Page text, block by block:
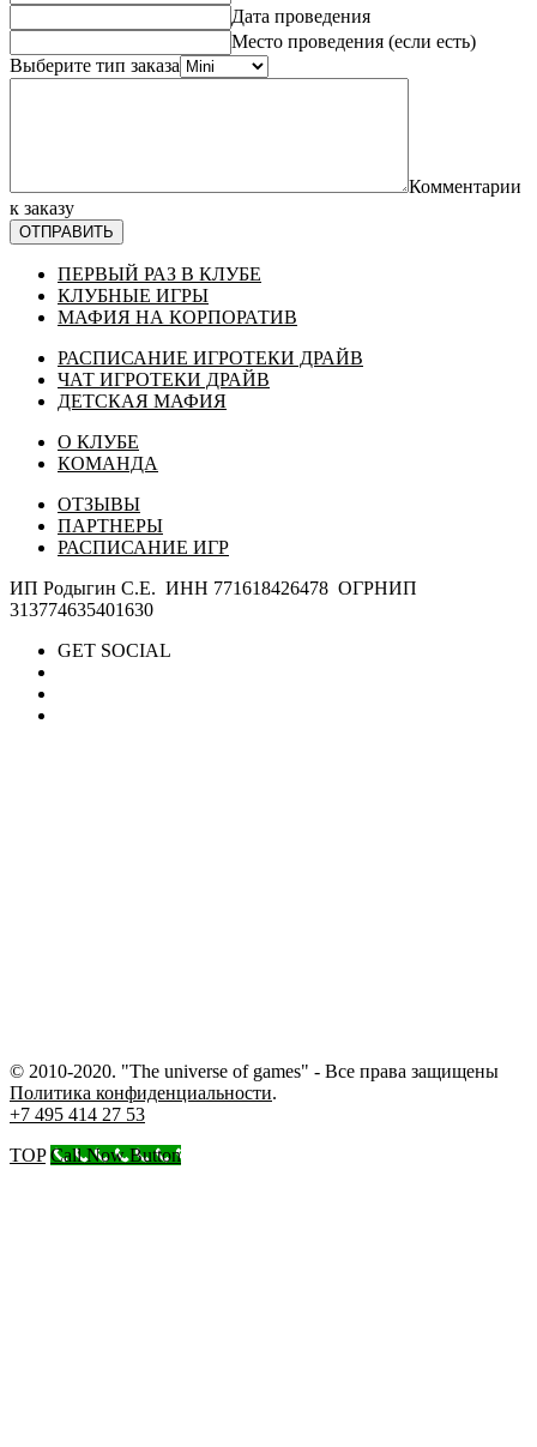
Дата проведения
Место проведения (если есть)
Выберите тип заказа
Комментарии
к заказу
ОТПРАВИТЬ
ПЕРВЫЙ РАЗ В КЛУБЕ
КЛУБНЫЕ ИГРЫ
МАФИЯ НА КОРПОРАТИВ
РАСПИСАНИЕ ИГРОТЕКИ ДРАЙВ
ЧАТ ИГРОТЕКИ ДРАЙВ
ДЕТСКАЯ МАФИЯ
О КЛУБЕ
КОМАНДА
ОТЗЫВЫ
ПАРТНЕРЫ
РАСПИСАНИЕ ИГР
ИП Родыгин С.Е. ИНН 771618426478 ОГРНИП
313774635401630
GET SOCIAL
© 2010-2020. "The universe of games" - Все права защищены
Политика конфиденциальности.
+7 495 414 27 53
TOP Call Now Button